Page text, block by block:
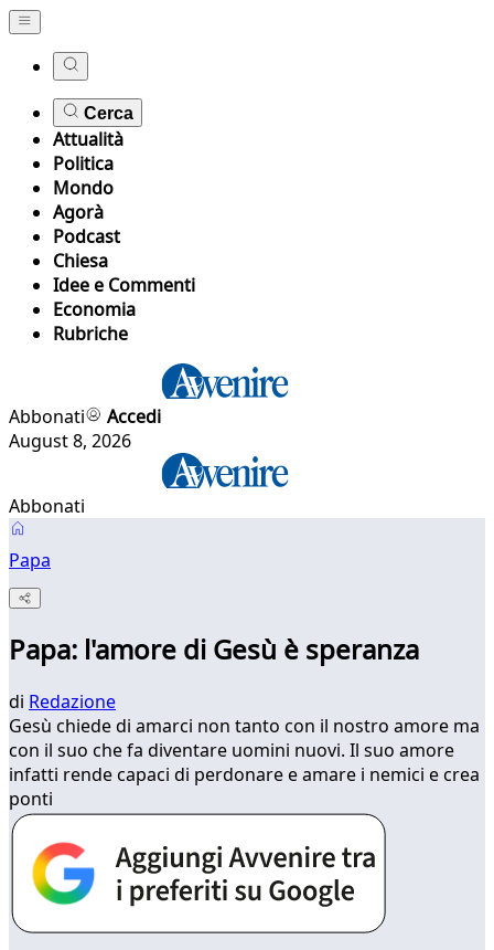
Cerca
Attualità
Politica
Mondo
Agorà
Podcast
Chiesa
Idee e Commenti
Economia
Rubriche
Abbonati
Accedi
August 8, 2026
Abbonati
Papa
Papa: l'amore di Gesù è speranza
di Redazione
Gesù chiede di amarci non tanto con il nostro amore ma
con il suo che fa diventare uomini nuovi. Il suo amore
infatti rende capaci di perdonare e amare i nemici e crea
ponti